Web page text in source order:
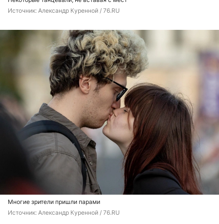
Источник: Александр Куренной / 76.RU
Многие зрители пришли парами
Источник: Александр Куренной / 76.RU